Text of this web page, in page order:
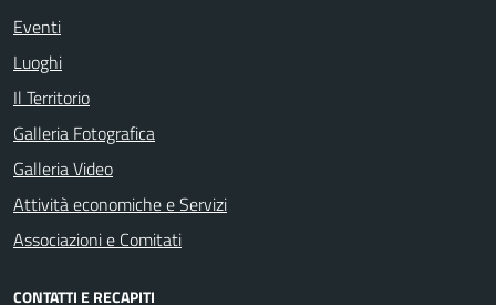
Eventi
Luoghi
Il Territorio
Galleria Fotografica
Galleria Video
Attività economiche e Servizi
Associazioni e Comitati
CONTATTI E RECAPITI